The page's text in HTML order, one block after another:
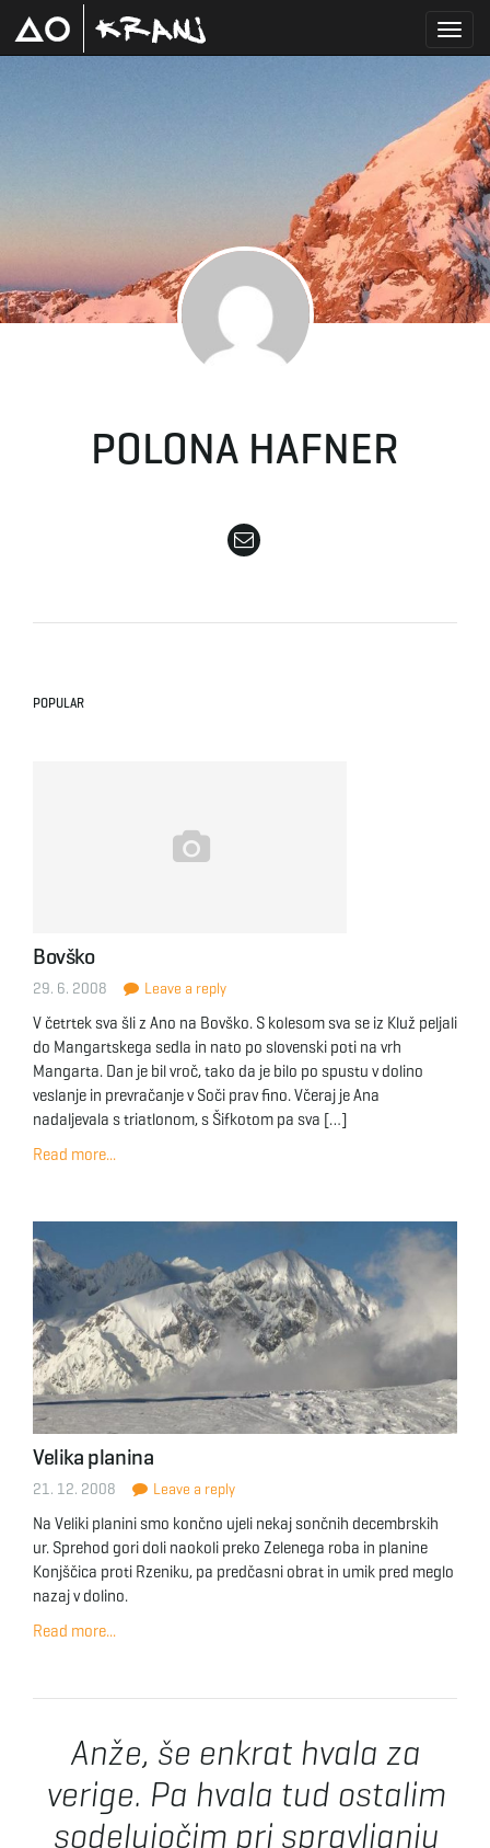
o
g
n
i
POLONA HAFNER
POPULAR
Bovško
29. 6. 2008 Leave a reply
V četrtek sva šli z Ano na Bovško. S kolesom sva se iz Kluž peljali
do Mangartskega sedla in nato po slovenski poti na vrh
Mangarta. Dan je bil vroč, tako da je bilo po spustu v dolino
veslanje in prevračanje v Soči prav fino. Včeraj je Ana
nadaljevala s triatlonom, s Šifkotom pa sva […]
Read more...
Velika planina
21. 12. 2008 Leave a reply
Na Veliki planini smo končno ujeli nekaj sončnih decembrskih
ur. Sprehod gori doli naokoli preko Zelenega roba in planine
Konjščica proti Rzeniku, pa predčasni obrat in umik pred meglo
nazaj v dolino.
Read more...
Anže, še enkrat hvala za
verige. Pa hvala tud ostalim
sodelujočim pri spravljanju